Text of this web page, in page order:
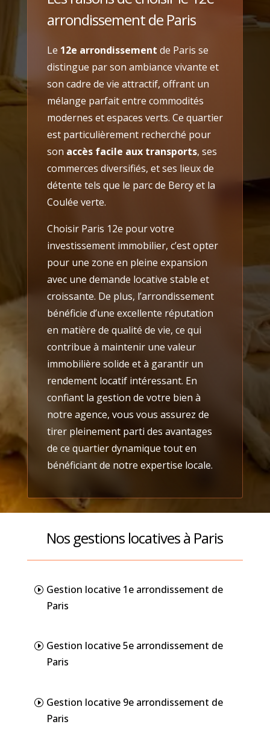
arrondissement de Paris
Le 12e arrondissement de Paris se
distingue par son ambiance vivante et
son cadre de vie attractif, offrant un
mélange parfait entre commodités
modernes et espaces verts. Ce quartier
est particulièrement recherché pour
son accès facile aux transports, ses
commerces diversifiés, et ses lieux de
détente tels que le parc de Bercy et la
Coulée verte.
Choisir Paris 12e pour votre
investissement immobilier, c’est opter
pour une zone en pleine expansion
avec une demande locative stable et
croissante. De plus, l’arrondissement
bénéficie d’une excellente réputation
en matière de qualité de vie, ce qui
contribue à maintenir une valeur
immobilière solide et à garantir un
rendement locatif intéressant. En
confiant la gestion de votre bien à
notre agence, vous vous assurez de
tirer pleinement parti des avantages
de ce quartier dynamique tout en
bénéficiant de notre expertise locale.
Nos gestions locatives à Paris
Gestion locative 1e arrondissement de
Paris
Gestion locative 5e arrondissement de
Paris
Gestion locative 9e arrondissement de
Paris